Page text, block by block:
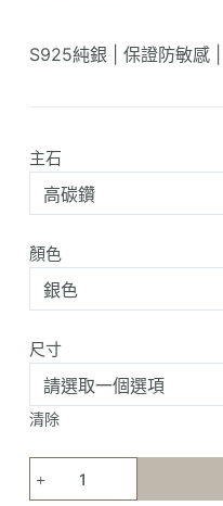
S925純銀 | 保證防敏感
主石
顏色
尺寸
清除
碎